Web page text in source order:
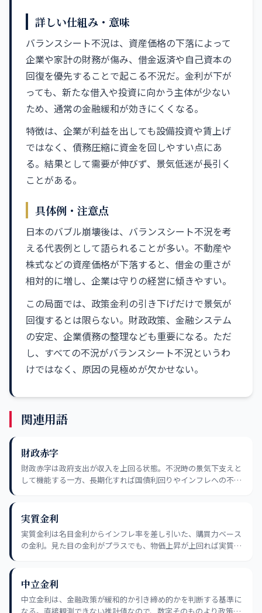
詳しい仕組み・意味
バランスシート不況は、資産価格の下落によって
企業や家計の財務が傷み、借金返済や自己資本の
回復を優先することで起こる不況だ。金利が下が
っても、新たな借入や投資に向かう主体が少ない
ため、通常の金融緩和が効きにくくなる。
特徴は、企業が利益を出しても設備投資や賃上げ
ではなく、債務圧縮に資金を回しやすい点にあ
る。結果として需要が伸びず、景気低迷が長引く
ことがある。
具体例・注意点
日本のバブル崩壊後は、バランスシート不況を考
える代表例として語られることが多い。不動産や
株式などの資産価格が下落すると、借金の重さが
相対的に増し、企業は守りの経営に傾きやすい。
この局面では、政策金利の引き下げだけで景気が
回復するとは限らない。財政政策、金融システム
の安定、企業債務の整理なども重要になる。ただ
し、すべての不況がバランスシート不況というわ
けではなく、原因の見極めが欠かせない。
関連用語
財政赤字
財政赤字は政府支出が収入を上回る状態。不況時の景気下支えと
して機能する一方、長期化すれば国債利回りやインフレへの不安
実質金利
実質金利は名目金利からインフレ率を差し引いた、購買力ベース
の金利。見た目の金利がプラスでも、物価上昇が上回れば実質で
中立金利
中立金利は、金融政策が緩和的か引き締め的かを判断する基準に